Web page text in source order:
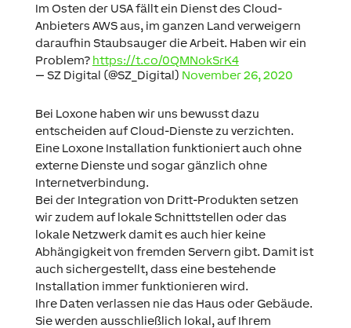
Im Osten der USA fällt ein Dienst des Cloud-
Anbieters AWS aus, im ganzen Land verweigern
daraufhin Staubsauger die Arbeit. Haben wir ein
Problem? https://t.co/0QMNokSrK4
— SZ Digital (@SZ_Digital) November 26, 2020
Bei Loxone haben wir uns bewusst dazu
entscheiden auf Cloud-Dienste zu verzichten.
Eine Loxone Installation funktioniert auch ohne
externe Dienste und sogar gänzlich ohne
Internetverbindung.
Bei der Integration von Dritt-Produkten setzen
wir zudem auf lokale Schnittstellen oder das
lokale Netzwerk damit es auch hier keine
Abhängigkeit von fremden Servern gibt. Damit ist
auch sichergestellt, dass eine bestehende
Installation immer funktionieren wird.
Ihre Daten verlassen nie das Haus oder Gebäude.
Sie werden ausschließlich lokal, auf Ihrem